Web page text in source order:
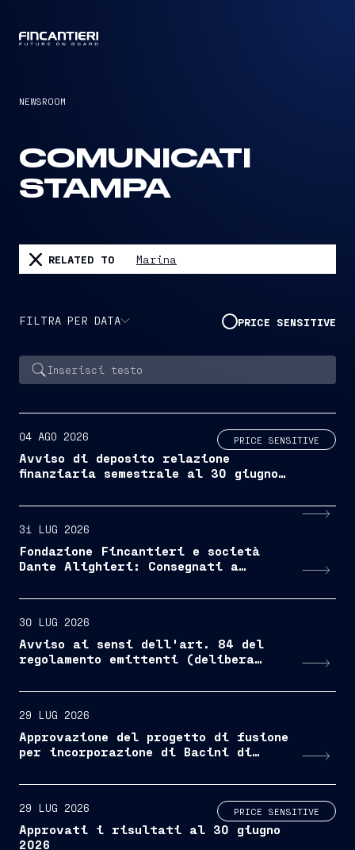
NEWSROOM
COMUNICATI
STAMPA
RELATED TO Marina
FILTRA PER DATA PRICE SENSITIVE
04 AGO 2026
Avviso di deposito relazione
finanziaria semestrale al 30 giugno
PRICE SENSITIVE
31 LUG 2026
Fondazione Fincantieri e società
Dante Alighieri: Consegnati a
corso di educazione civica per i
30 LUG 2026
Avviso ai sensi dell'art. 84 del
regolamento emittenti (delibera
29 LUG 2026
Approvazione del progetto di fusione
per incorporazione di Bacini di
S.p.A.
29 LUG 2026
Approvati i risultati al 30 giugno
2026
PRICE SENSITIVE